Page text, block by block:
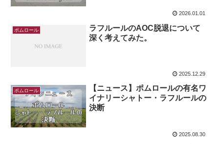
2026.01.01
ポムロール
ラフルールのAOC脱退について
深く考えてみた。
2025.12.29
ポムロール
【ニュース】ポムロールの有名ワ
イナリーシャトー・ラフルールの
決断
2025.08.30